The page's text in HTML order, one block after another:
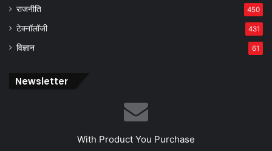
राजनीति 450
टेक्नॉलॉजी 431
विज्ञान 61
Newsletter
With Product You Purchase